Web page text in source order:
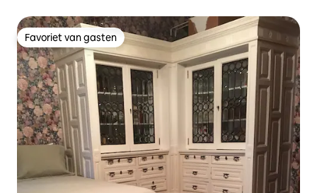
Favoriet van gasten
Favoriet van gasten